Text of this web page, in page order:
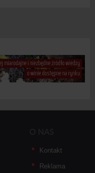
Kontakt
Reklama